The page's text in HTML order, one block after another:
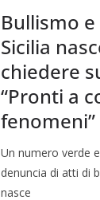
Bullismo
Sicilia
chiedere
“Pronti a
fenomeni”
Un numero verde
denuncia di atti di
nasce